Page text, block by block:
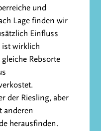
und
Lage finden wir
Einfluss
ist wirklich
Rebsorte
der Riesling, aber
anderen
herausfinden.